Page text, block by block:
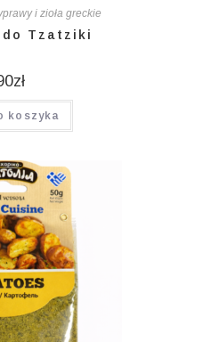
i zioła greckie
do Tzatziki
zł
koszyka